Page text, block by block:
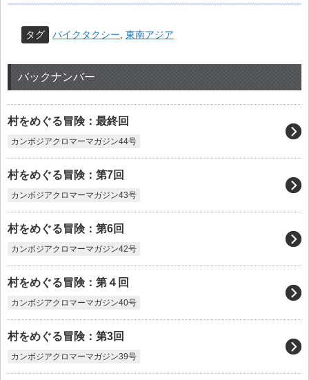
タグ バイクタクシー 東南アジア
バックナンバー
村をめぐる冒険：最終回
カンボジアクロマーマガジン44号
村をめぐる冒険：第7回
カンボジアクロマーマガジン43号
村をめぐる冒険：第6回
カンボジアクロマーマガジン42号
村をめぐる冒険：第４回
カンボジアクロマーマガジン40号
村をめぐる冒険：第3回
カンボジアクロマーマガジン39号